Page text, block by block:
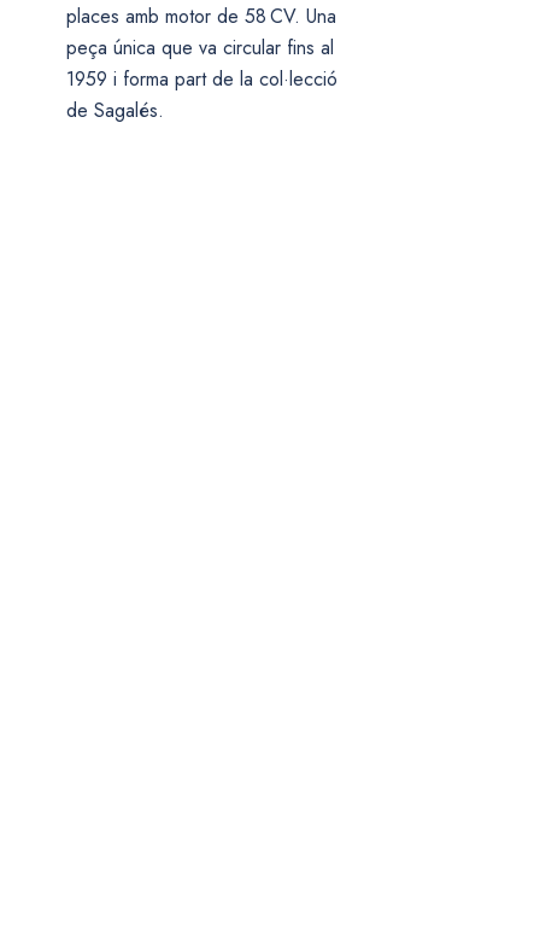
places amb motor de 58 CV. Una
peça única que va circular fins al
1959 i forma part de la col·lecció
de Sagalés.